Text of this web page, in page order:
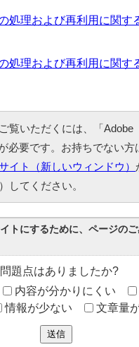
処理および再利用に関す
処理および再利用に関す
覧いただくには、「Adobe
必要です。お持ちでない方
イト（新しいウィンドウ）
してください。
トにするために、ページの
題点はありましたか?
内容が分かりにくい
情報が少ない 文章量
送信